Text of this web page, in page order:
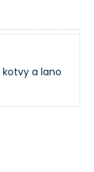
kotvy a lano